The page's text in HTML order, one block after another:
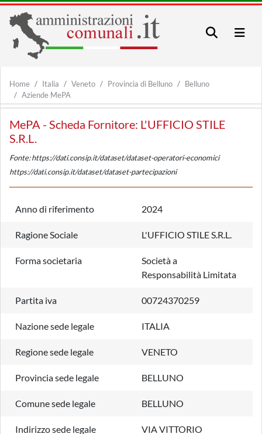
Home Italia Veneto Provincia di Belluno
Belluno
Aziende MePA
MePA - Scheda Fornitore: L'UFFICIO STILE
S.R.L.
Fonte: https://dati.consip.it/dataset/dataset-operatori-economici
https://dati.consip.it/dataset/dataset-partecipazioni
Anno di riferimento 2024
Ragione Sociale L'UFFICIO STILE S.R.L.
Forma societaria
Società a
Responsabilità Limitata
Partita iva 00724370259
Nazione sede legale ITALIA
Regione sede legale VENETO
Provincia sede legale BELLUNO
Comune sede legale BELLUNO
Indirizzo sede legale
VIA VITTORIO